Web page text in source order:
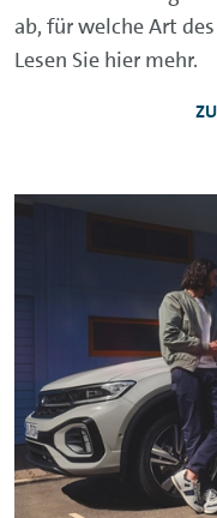
ab, für welche Art
Lesen Sie hier mehr.